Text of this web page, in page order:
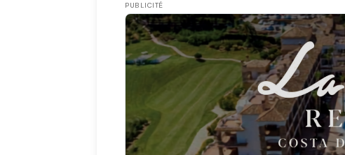
PUBLICITÉ